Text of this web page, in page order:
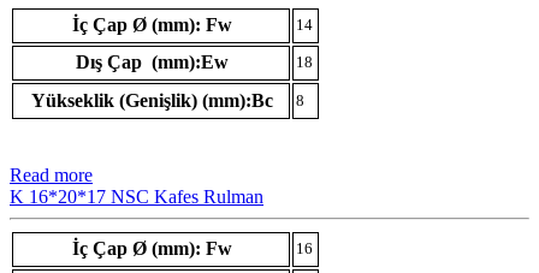
İç Çap Ø (mm): Fw 14
Dış Çap (mm):Ew 18
Yükseklik (Genişlik) (mm):Bc 8
Read more
K 16*20*17 NSC Kafes Rulman
İç Çap Ø (mm): Fw 16